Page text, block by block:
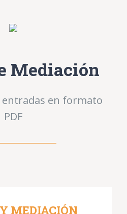
Mediación
entradas en formato
PDF
MEDIACIÓN